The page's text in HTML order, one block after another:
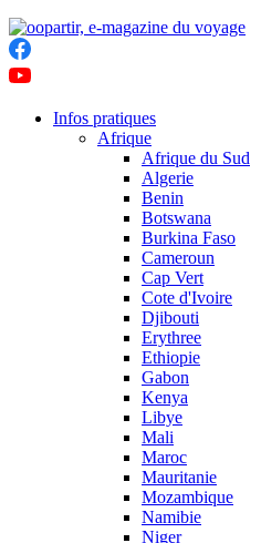
Infos pratiques
Afrique
Afrique du Sud
Algerie
Benin
Botswana
Burkina Faso
Cameroun
Cap Vert
Cote d'Ivoire
Djibouti
Erythree
Ethiopie
Gabon
Kenya
Libye
Mali
Maroc
Mauritanie
Mozambique
Namibie
Niger